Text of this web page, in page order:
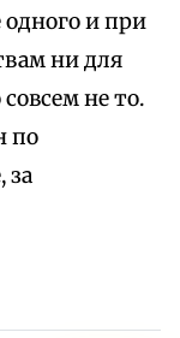
и при
ни для
не то.
по
за